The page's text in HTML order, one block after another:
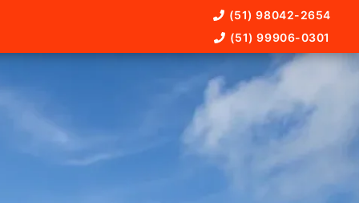
(51) 98042-2654
(51) 99906-0301